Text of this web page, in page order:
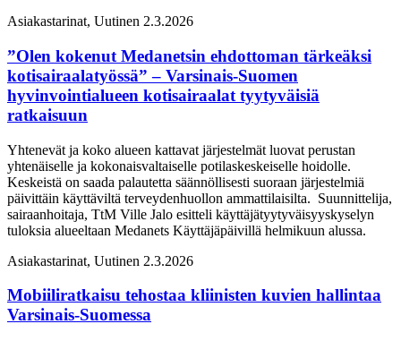
Asiakastarinat, Uutinen 2.3.2026
”Olen kokenut Medanetsin ehdottoman tärkeäksi
kotisairaalatyössä” – Varsinais-Suomen
hyvinvointialueen kotisairaalat tyytyväisiä
ratkaisuun
Yhtenevät ja koko alueen kattavat järjestelmät luovat perustan
yhtenäiselle ja kokonaisvaltaiselle potilaskeskeiselle hoidolle.
Keskeistä on saada palautetta säännöllisesti suoraan järjestelmiä
päivittäin käyttäviltä terveydenhuollon ammattilaisilta. Suunnittelija,
sairaanhoitaja, TtM Ville Jalo esitteli käyttäjätyytyväisyyskyselyn
tuloksia alueeltaan Medanets Käyttäjäpäivillä helmikuun alussa.
Asiakastarinat, Uutinen 2.3.2026
Mobiiliratkaisu tehostaa kliinisten kuvien hallintaa
Varsinais-Suomessa